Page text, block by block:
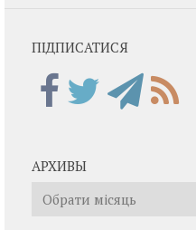
ПІДПИСАТИСЯ
АРХИВЫ
Архивы